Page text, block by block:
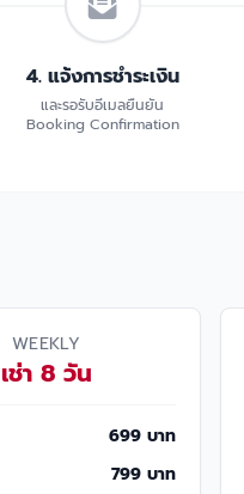
4. แจ้งการชำระเงิน
และรอรับอีเมลยืนยัน
Booking Confirmation
WEEKLY
เช่า 8 วัน
699 บาท
799 บาท